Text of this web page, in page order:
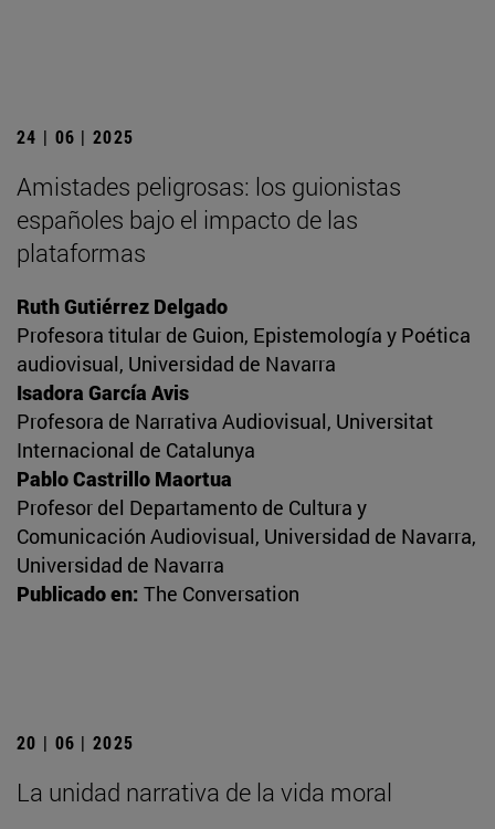
24 | 06 | 2025
Amistades peligrosas: los guionistas
españoles bajo el impacto de las
plataformas
Ruth Gutiérrez Delgado
Profesora titular de Guion, Epistemología y Poética
audiovisual, Universidad de Navarra
Isadora García Avis
Profesora de Narrativa Audiovisual, Universitat
Internacional de Catalunya
Pablo Castrillo Maortua
Profesor del Departamento de Cultura y
Comunicación Audiovisual, Universidad de Navarra,
Universidad de Navarra
Publicado en: The Conversation
20 | 06 | 2025
La unidad narrativa de la vida moral